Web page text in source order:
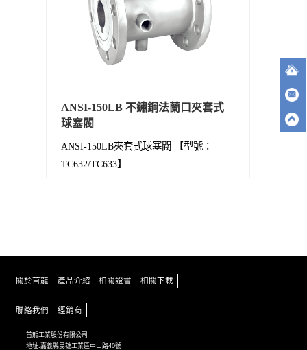
ANSI-150LB 不鏽鋼法蘭口夾套式
球塞閥
ANSI-150LB夾套式球塞閥 【型號：
TC632/TC633】
關於首龍 產品介紹 相關證書 相關下載
聯絡我們 經銷商
首龍工業股份有限公司
地址:嘉義縣民雄工業區中山路40號